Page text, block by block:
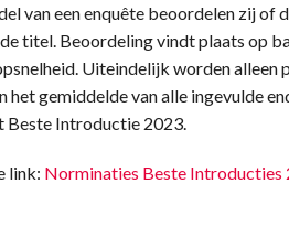
van een enquête beoordelen zij of
titel. Beoordeling vindt plaats op
Uiteindelijk worden alleen
het gemiddelde van alle ingevulde
Introductie 2023.
link: Norminaties Beste Introducties